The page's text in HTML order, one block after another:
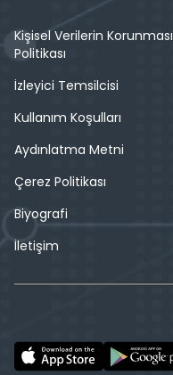
Kişisel Verilerin Korunması
Politikası
İzleyici Temsilcisi
Kullanım Koşulları
Aydınlatma Metni
Çerez Politikası
Biyografi
İletişim